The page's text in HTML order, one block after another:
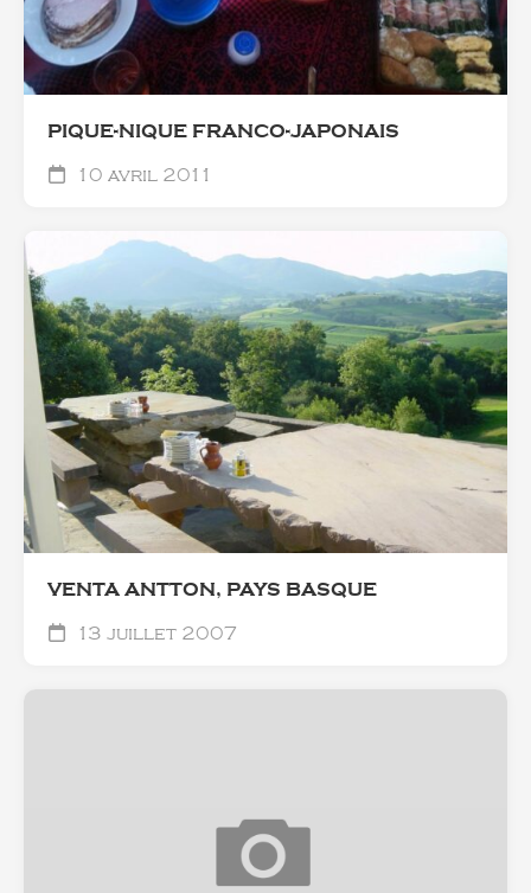
PIQUE-NIQUE FRANCO-JAPONAIS
10 avril 2011
VENTA ANTTON, PAYS BASQUE
13 juillet 2007